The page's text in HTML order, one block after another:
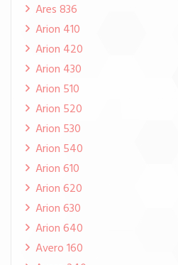
Ares 836
Arion 410
Arion 420
Arion 430
Arion 510
Arion 520
Arion 530
Arion 540
Arion 610
Arion 620
Arion 630
Arion 640
Avero 160